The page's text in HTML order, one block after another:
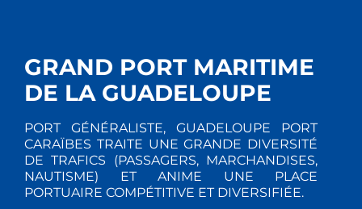
GRAND PORT MARITIME
DE LA GUADELOUPE
PORT GÉNÉRALISTE, GUADELOUPE PORT
CARAÏBES TRAITE UNE GRANDE DIVERSITÉ
DE TRAFICS (PASSAGERS, MARCHANDISES,
NAUTISME) ET ANIME UNE PLACE
PORTUAIRE COMPÉTITIVE ET DIVERSIFIÉE.